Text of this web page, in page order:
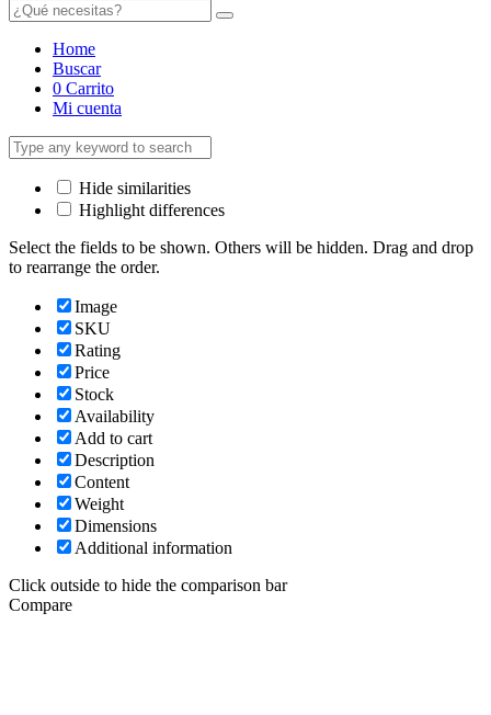
Home
Buscar
0 Carrito
Mi cuenta
Hide similarities
Highlight differences
Select the fields to be shown. Others will be hidden. Drag and drop
to rearrange the order.
Image
SKU
Rating
Price
Stock
Availability
Add to cart
Description
Content
Weight
Dimensions
Additional information
Click outside to hide the comparison bar
Compare